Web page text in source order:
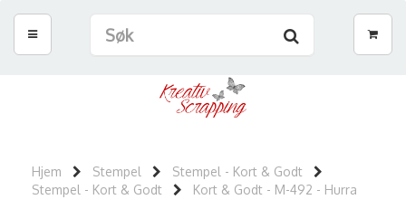
Hjem Stempel
Stempel - Kort & Godt
Stempel - Kort & Godt
Kort & Godt - M-492 - Hurra